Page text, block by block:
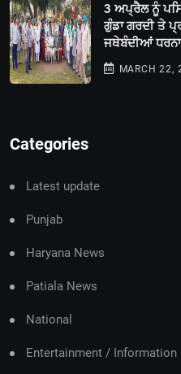
3 ਅਪ੍ਰੈਲ ਨੂੰ
ਗੁੰਡਾ ਗਰਦੀ ਤੇ
ਜਥੇਬੰਦੀਆਂ ਧਰਨਾ
MARCH 22,
Categories
Latest update
Punjab
Haryana News
Patiala News
National
Entertainment / Information